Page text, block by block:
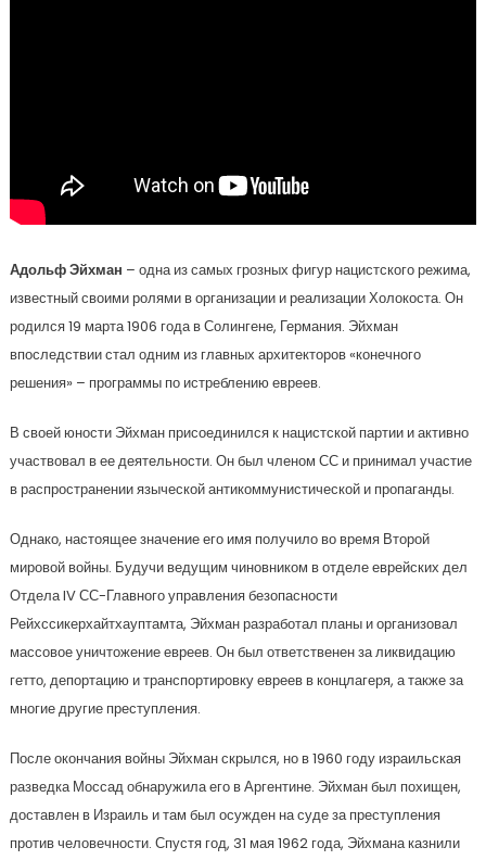
Адольф Эйхман – одна из самых грозных фигур нацистского режима,
известный своими ролями в организации и реализации Холокоста. Он
родился 19 марта 1906 года в Солингене, Германия. Эйхман
впоследствии стал одним из главных архитекторов «конечного
решения» – программы по истреблению евреев.
В своей юности Эйхман присоединился к нацистской партии и активно
участвовал в ее деятельности. Он был членом СС и принимал участие
в распространении языческой антикоммунистической и пропаганды.
Однако, настоящее значение его имя получило во время Второй
мировой войны. Будучи ведущим чиновником в отделе еврейских дел
Отдела IV СС-Главного управления безопасности
Рейхссикерхайтхауптамта, Эйхман разработал планы и организовал
массовое уничтожение евреев. Он был ответственен за ликвидацию
гетто, депортацию и транспортировку евреев в концлагеря, а также за
многие другие преступления.
После окончания войны Эйхман скрылся, но в 1960 году израильская
разведка Моссад обнаружила его в Аргентине. Эйхман был похищен,
доставлен в Израиль и там был осужден на суде за преступления
против человечности. Спустя год, 31 мая 1962 года, Эйхмана казнили